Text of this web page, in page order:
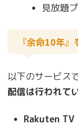
見放題
『余命10年
以下のサービスで
配信は行われて
Rakuten TV